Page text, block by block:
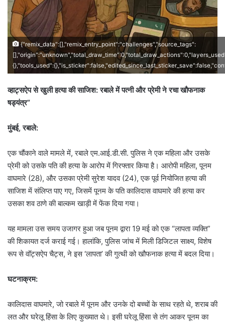
{"remix_data":[],"remix_entry_point":"challenges","source_tags":
व्हाट्सऐप से खुली हत्या की साजिश: रबाले में पत्नी और प्रेमी ने रचा खौफनाक
षड्यंत्र”
मुंबई, रबाले:
एक चौंकाने वाले मामले में, रबाले एम.आई.डी.सी. पुलिस ने एक महिला और उसके
प्रेमी को उसके पति की हत्या के आरोप में गिरफ्तार किया है। आरोपी महिला, पूनम
वाघमारे (28), और उसका प्रेमी सुरेश यादव (24), एक पूर्व नियोजित हत्या की
साजिश में संलिप्त पाए गए, जिसमें पूनम के पति कालिदास वाघमारे की हत्या कर
उसका शव ठाणे की बाल्कम खाड़ी में फेंक दिया गया।
यह मामला उस समय उजागर हुआ जब पूनम द्वारा 19 मई को एक “लापता व्यक्ति”
की शिकायत दर्ज कराई गई। हालांकि, पुलिस जांच में मिली डिजिटल साक्ष्य, विशेष
रूप से वॉट्सऐप चैट्स, ने इस ‘लापता’ की गुत्थी को खौफनाक हत्या में बदल दिया।
घटनाक्रम:
कालिदास वाघमारे, जो रबाले में पूनम और उनके दो बच्चों के साथ रहते थे, शराब की
लत और घरेलू हिंसा के लिए कुख्यात थे। इसी घरेलू हिंसा से तंग आकर पूनम का